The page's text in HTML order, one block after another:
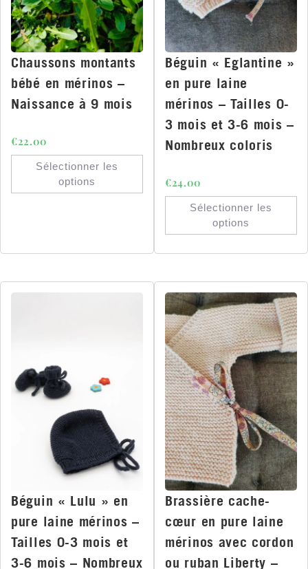
Chaussons montants
bébé en mérinos –
Naissance à 9 mois
€22.00
Sélectionner les
options
Béguin « Eglantine »
en pure laine
mérinos – Tailles 0-
3 mois et 3-6 mois –
Nombreux coloris
€24.00
Sélectionner les
options
Béguin « Lulu » en
pure laine mérinos –
Tailles 0-3 mois et
3-6 mois – Nombreux
Brassière cache-
cœur en pure laine
mérinos avec cordon
ou ruban Liberty –